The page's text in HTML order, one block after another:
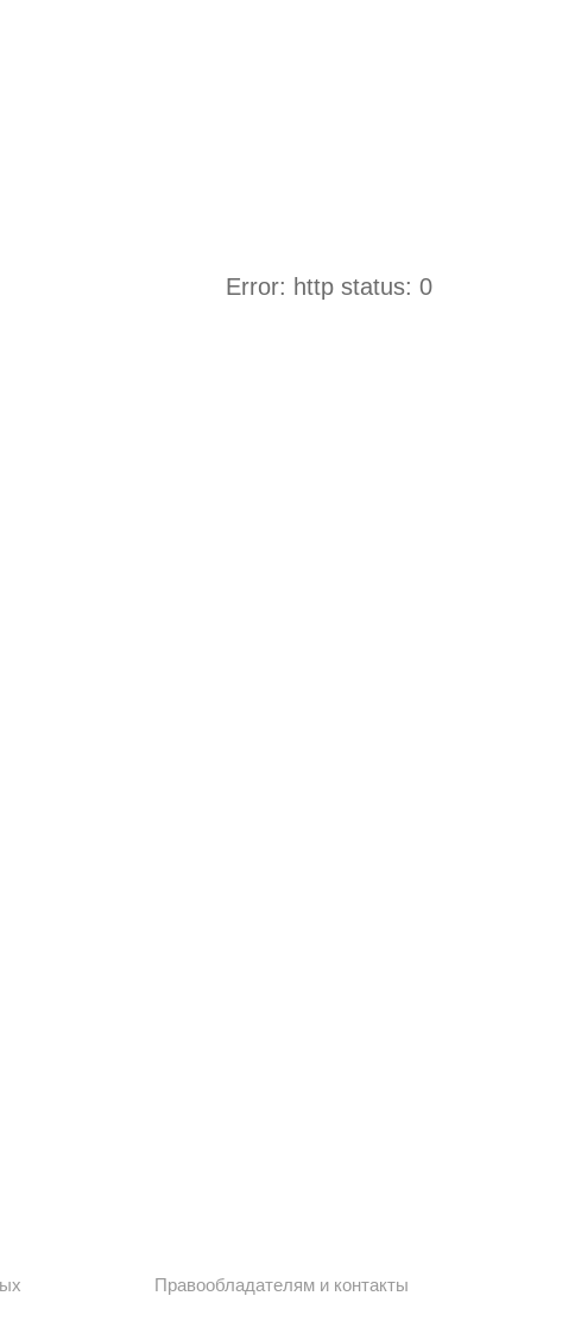
Error: http status: 0
Правообладателям и контакты